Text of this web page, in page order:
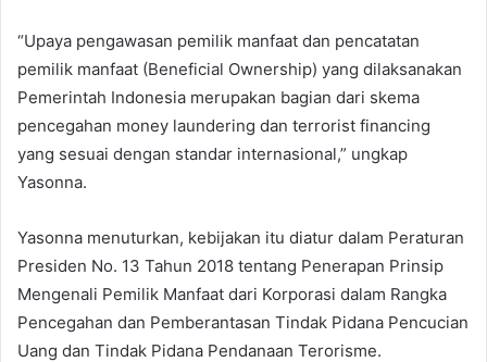
“Upaya pengawasan pemilik manfaat dan pencatatan
pemilik manfaat (Beneficial Ownership) yang dilaksanakan
Pemerintah Indonesia merupakan bagian dari skema
pencegahan money laundering dan terrorist financing
yang sesuai dengan standar internasional,” ungkap
Yasonna.
Yasonna menuturkan, kebijakan itu diatur dalam Peraturan
Presiden No. 13 Tahun 2018 tentang Penerapan Prinsip
Mengenali Pemilik Manfaat dari Korporasi dalam Rangka
Pencegahan dan Pemberantasan Tindak Pidana Pencucian
Uang dan Tindak Pidana Pendanaan Terorisme.